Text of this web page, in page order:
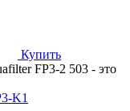
Купить
FP3-2 503 - это